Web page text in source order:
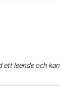
off, men det är garanterat värt ett besök.